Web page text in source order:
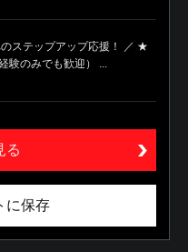
ステップアップ応援！ ／ ★
験のみでも歓迎） ...
る
に保存